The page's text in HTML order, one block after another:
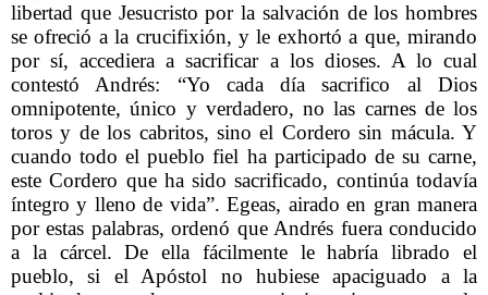
libertad que Jesucristo por la salvación de los hombres
se ofreció a la crucifixión, y le exhortó a que, mirando
por sí, accediera a sacrificar a los dioses. A lo cual
contestó Andrés: “Yo cada día sacrifico al Dios
omnipotente, único y verdadero, no las carnes de los
toros y de los cabritos, sino el Cordero sin mácula. Y
cuando todo el pueblo fiel ha participado de su carne,
este Cordero que ha sido sacrificado, continúa todavía
íntegro y lleno de vida”. Egeas, airado en gran manera
por estas palabras, ordenó que Andrés fuera conducido
a la cárcel. De ella fácilmente le habría librado el
pueblo, si el Apóstol no hubiese apaciguado a la